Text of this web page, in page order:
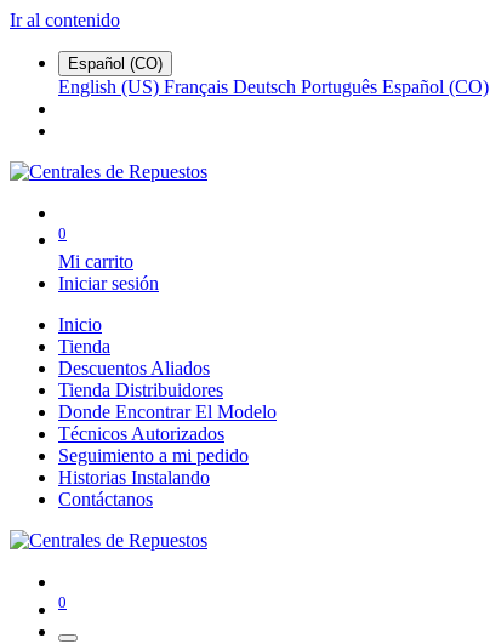
Ir al contenido
Español (CO)
English (US) Français Deutsch Português Español (CO)
0
Mi carrito
Iniciar sesión
Inicio
Tienda
Descuentos Aliados
Tienda Distribuidores
Donde Encontrar El Modelo
Técnicos Autorizados
Seguimiento a mi pedido
Historias Instalando
Contáctanos
0